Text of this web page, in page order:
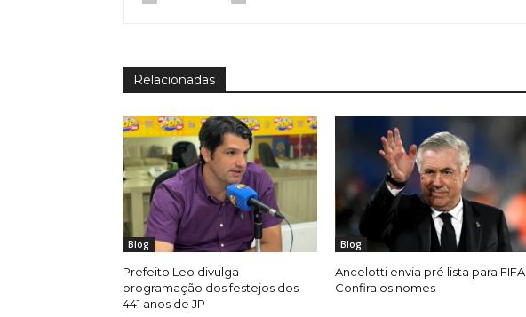
Relacionadas
Blog
Prefeito Leo divulga
programação dos festejos dos
441 anos de JP
Blog
Ancelotti envia pré lista para FIFA.
Confira os nomes